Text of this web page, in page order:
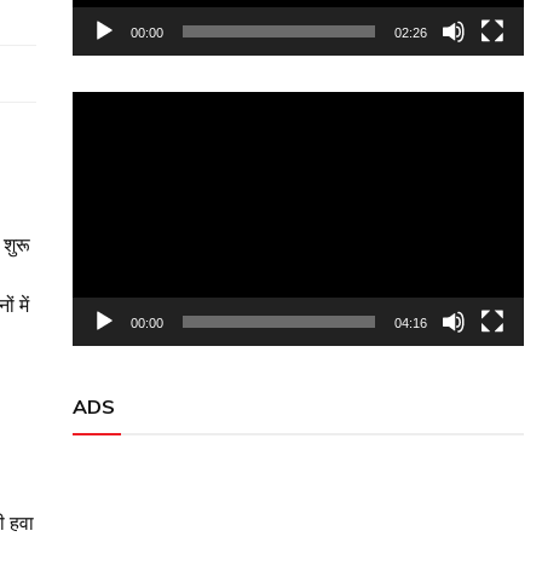
शुरू
में
हवा
00:00 02:26
00:00 04:16
ADS